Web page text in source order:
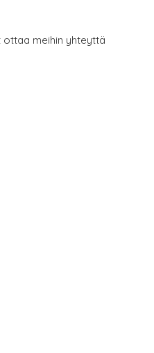
ottaa meihin yhteyttä